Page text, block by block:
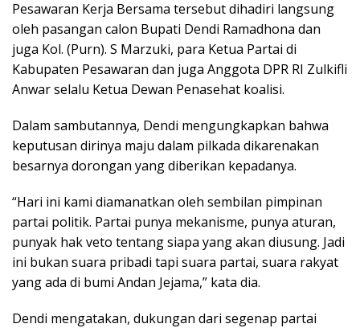
Pesawaran Kerja Bersama tersebut dihadiri langsung
oleh pasangan calon Bupati Dendi Ramadhona dan
juga Kol. (Purn). S Marzuki, para Ketua Partai di
Kabupaten Pesawaran dan juga Anggota DPR RI Zulkifli
Anwar selalu Ketua Dewan Penasehat koalisi.
Dalam sambutannya, Dendi mengungkapkan bahwa
keputusan dirinya maju dalam pilkada dikarenakan
besarnya dorongan yang diberikan kepadanya.
“Hari ini kami diamanatkan oleh sembilan pimpinan
partai politik. Partai punya mekanisme, punya aturan,
punyak hak veto tentang siapa yang akan diusung. Jadi
ini bukan suara pribadi tapi suara partai, suara rakyat
yang ada di bumi Andan Jejama,” kata dia.
Dendi mengatakan, dukungan dari segenap partai